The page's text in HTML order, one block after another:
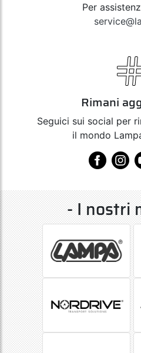
Per
Rimani
Seguici sui social per
il mondo
- I nostri